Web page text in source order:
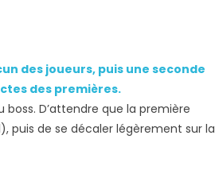
des joueurs, puis une seconde
des premières.
D’attendre que la première
puis de se décaler légèrement sur la